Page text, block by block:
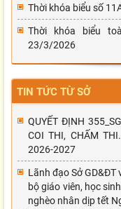
Thời khóa biểu số
Thời khóa biểu
23/3/2026
TIN TỨC TỪ SỞ
QUYẾT ĐỊNH
COI THI, CHẤM
2026-2027
Lãnh đạo Sở
bộ giáo viên, học
nghèo nhân dịp tết